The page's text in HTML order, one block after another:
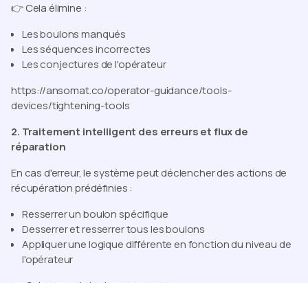
👉 Cela élimine :
Les boulons manqués
Les séquences incorrectes
Les conjectures de l'opérateur
https://ansomat.co/operator-guidance/tools-
devices/tightening-tools
2. Traitement intelligent des erreurs et flux de
réparation
En cas d'erreur, le système peut déclencher des actions de
récupération prédéfinies :
Resserrer un boulon spécifique
Desserrer et resserrer tous les boulons
Appliquer une logique différente en fonction du niveau de
l'opérateur